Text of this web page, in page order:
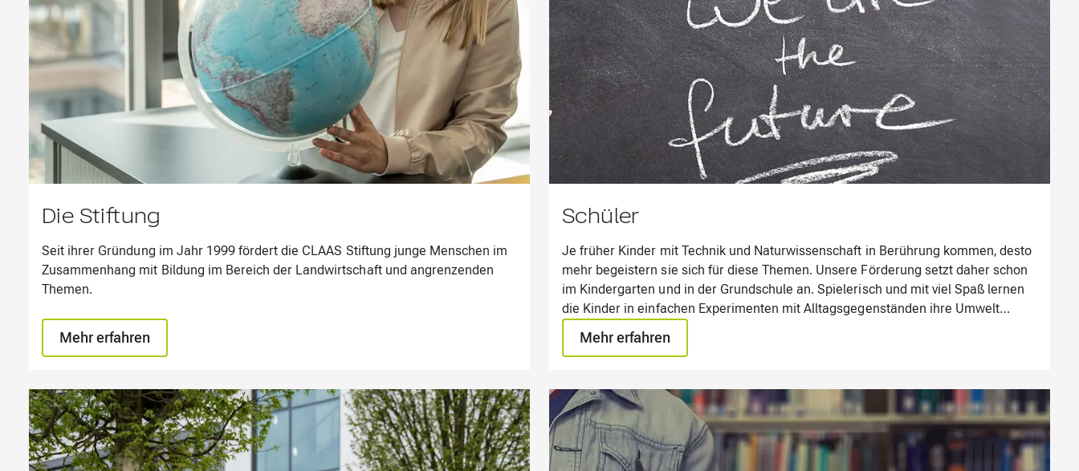
Die Stiftung
Seit ihrer Gründung im Jahr 1999 fördert die CLAAS Stiftung junge Menschen im
Zusammenhang mit Bildung im Bereich der Landwirtschaft und angrenzenden
Themen.
Mehr erfahren
Schüler
Je früher Kinder mit Technik und Naturwissenschaft in Berührung kommen, desto
mehr begeistern sie sich für diese Themen. Unsere Förderung setzt daher schon
im Kindergarten und in der Grundschule an. Spielerisch und mit viel Spaß lernen
die Kinder in einfachen Experimenten mit Alltagsgegenständen ihre Umwelt
kennen und zu verstehen. Die Lust, neue Dinge zu entdecken, entwickelt sich
dabei ganz von allein.
Mehr erfahren